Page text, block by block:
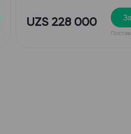
UZS 228 000